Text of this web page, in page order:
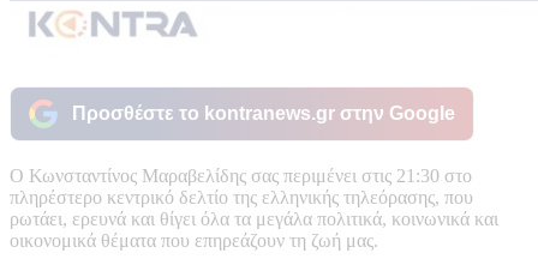
Προσθέστε το kontranews.gr στην Google
Ο Κωνσταντίνος Μαραβελίδης σας περιμένει στις 21:30 στο
πληρέστερο κεντρικό δελτίο της ελληνικής τηλεόρασης, που
ρωτάει, ερευνά και θίγει όλα τα μεγάλα πολιτικά, κοινωνικά και
οικονομικά θέματα που επηρεάζουν τη ζωή μας.